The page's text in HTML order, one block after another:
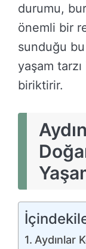
durumu,
önemli bir
sunduğu
yaşam
biriktirir.
Aydınlar